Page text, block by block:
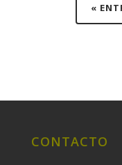
«
CONTACTO